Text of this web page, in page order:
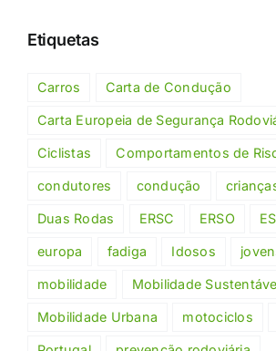
Etiquetas
Carros Carta de Condução
Carta Europeia de Segurança
Ciclistas Comportamentos de
condutores condução
Duas Rodas ERSC ERSO
europa fadiga Idosos
mobilidade Mobilidade
Mobilidade Urbana motociclos